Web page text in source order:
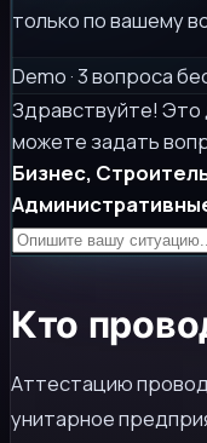
только по вашему
Demo · 3 вопроса
Здравствуйте!
можете задать
Бизнес,
Кто
Аттестацию
унитарное